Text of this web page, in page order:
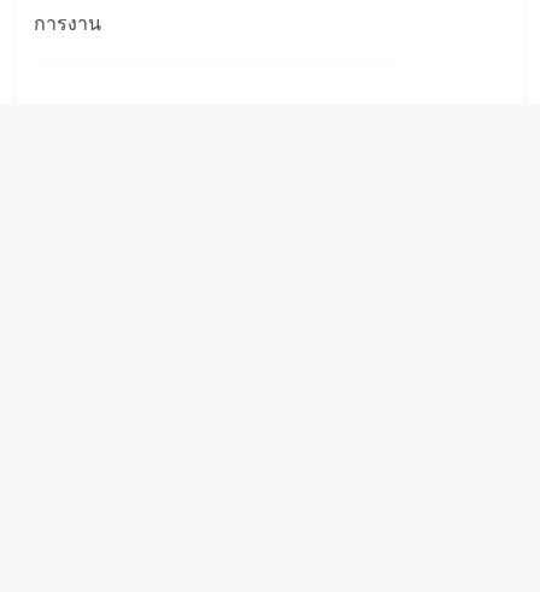
การงาน